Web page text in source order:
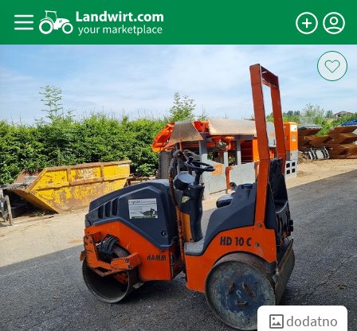
dodatno